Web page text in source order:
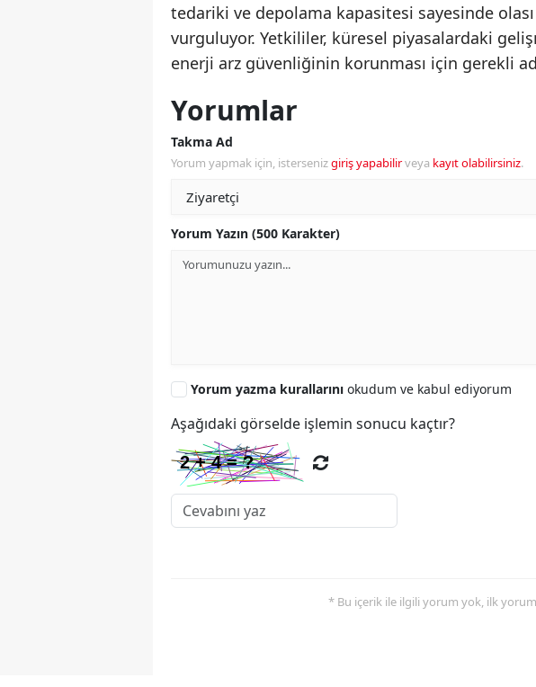
tedariki ve depolama kapasitesi sayesinde olası
vurguluyor. Yetkililer, küresel piyasalardaki
enerji arz güvenliğinin korunması için gerekli
Yorumlar
Takma Ad
Yorum yapmak için, istersenizgiriş yapabilirveya kayıt olabilirsiniz.
Yorum Yazın (500 Karakter)
Yorum yazma kurallarını okudum ve kabul ediyorum
Aşağıdaki görselde işlemin sonucu kaçtır?
* Bu içerik ile ilgili yorum yok, ilk